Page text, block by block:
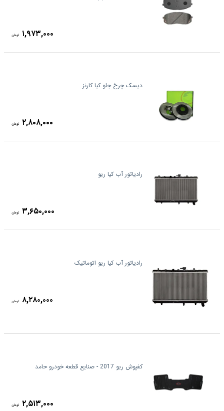
۱,۹۷۳,۰۰۰ تومان
دیسک چرخ جلو کیا کارنز
۲,۸۰۸,۰۰۰ تومان
رادیاتور آب کیا ریو
۳,۶۵۰,۰۰۰ تومان
رادیاتور آب کیا ریو اتوماتیک
۸,۲۸۰,۰۰۰ تومان
کفپوش ریو 2017 - صنایع قطعه خودرو حامد
۲,۵۱۳,۰۰۰ تومان